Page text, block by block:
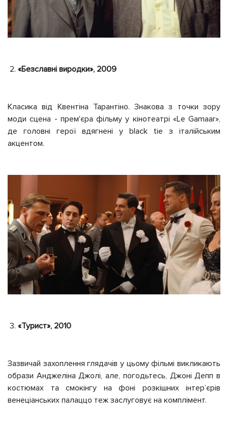
«Безславні виродки», 2009
Класика від Квентіна Тарантіно. Знакова з точки зору
моди сцена - прем'єра фільму у кінотеатрі «Le Gamaar»,
де головні герої вдягнені у black tie з італійським
акцентом.
«Турист», 2010
Зазвичай захоплення глядачів у цьому фільмі викликають
образи Анджеліна Джолі, але, погодьтесь, Джоні Депп в
костюмах та смокінгу на фоні розкішних інтерʼєрів
венеціанських палаццо теж заслуговує на комплімент.